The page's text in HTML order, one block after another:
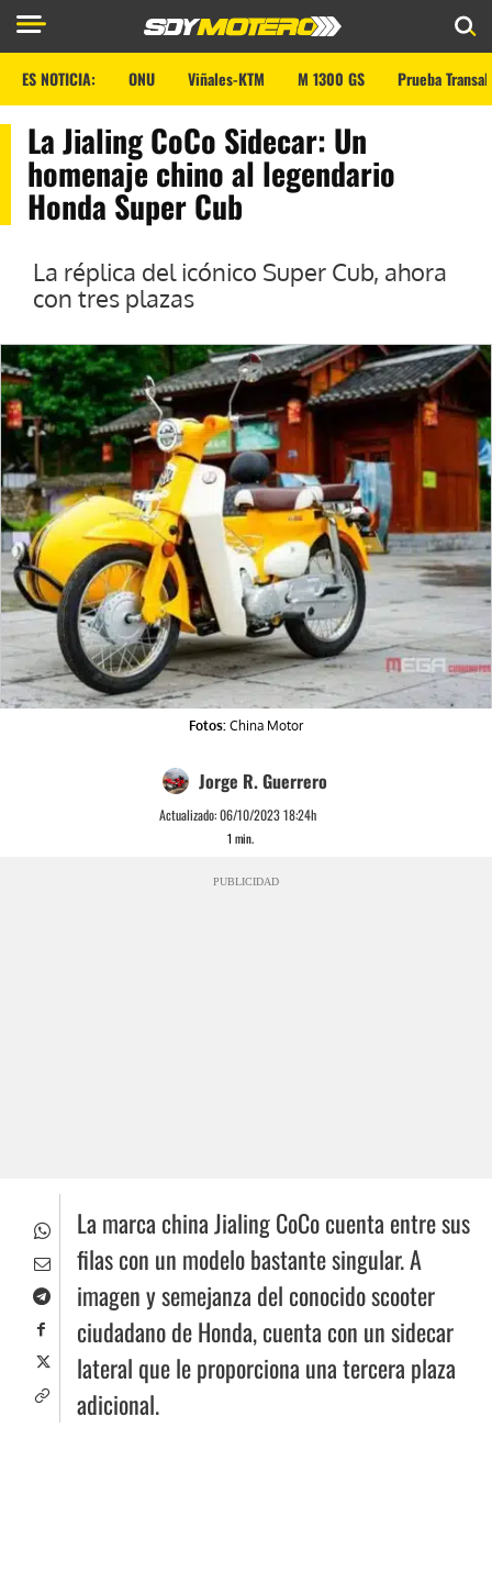
ES NOTICIA: ONU Viñales-KTM M 1300 GS Prueba
La Jialing CoCo Sidecar: Un
homenaje chino al legendario
Honda Super Cub
La réplica del icónico Super Cub, ahora
con tres plazas
Fotos: China Motor
Jorge R. Guerrero
Actualizado:06/10/2023 18:24h
1 min.
PUBLICIDAD
La marca china Jialing CoCo cuenta entre sus
filas con un modelo bastante singular. A
imagen y semejanza del conocido scooter
ciudadano de Honda, cuenta con un sidecar
lateral que le proporciona una tercera plaza
adicional.